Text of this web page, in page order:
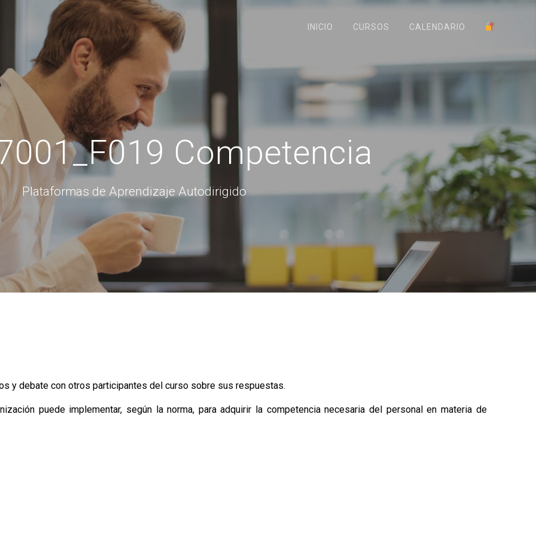
INICIO CURSOS CALENDARIO
Competencia
Plataformas de Aprendizaje Autodirigido
y debate con otros participantes del curso sobre sus respuestas.
puede implementar, según la norma, para adquirir la competencia necesaria del personal en materia de